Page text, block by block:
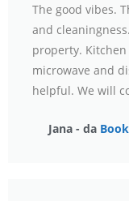
The good vibes.
and
property.
microwave and
helpful. We will
Jana - da